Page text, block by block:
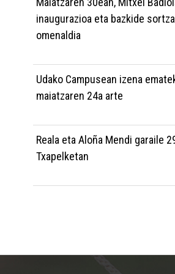
inaugurazioa eta bazkide
omenaldia
Udako Campusean izena
maiatzaren 24a arte
Reala eta Aloña Mendi garaile
Txapelketan